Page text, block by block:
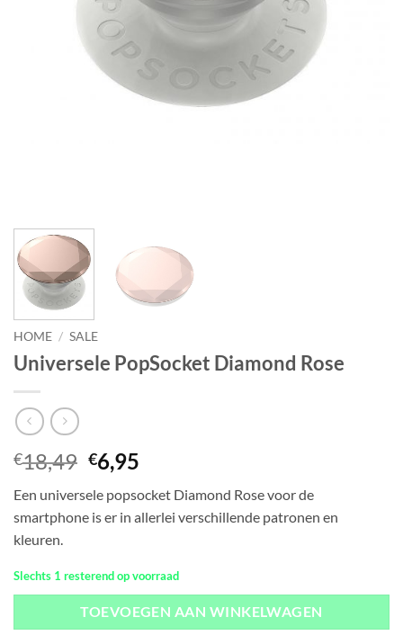
HOME / SALE
Universele PopSocket Diamond Rose
€18,49 Oorspronkelijke
prijs
was:
€18,49.
€6,95
is:
€6,95.
Een universele popsocket Diamond Rose voor de
smartphone is er in allerlei verschillende patronen en
kleuren.
Slechts 1 resterend op voorraad
TOEVOEGEN AAN WINKELWAGEN